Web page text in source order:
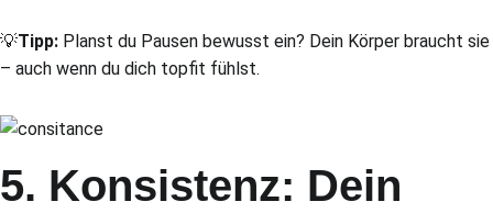
💡Tipp: Planst du Pausen bewusst ein? Dein Körper braucht sie
– auch wenn du dich topfit fühlst.
5. Konsistenz: Dein